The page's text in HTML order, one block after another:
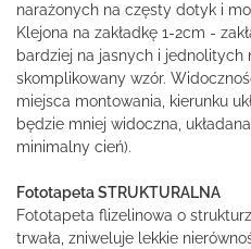
narażonych na częsty dotyk i
Klejona na zakładkę 1-2cm -
bardziej na jasnych i
skomplikowany wzór.
miejsca montowania, kierunku
będzie mniej widoczna,
minimalny cień).
Fototapeta STRUKTURALNA
Fototapeta flizelinowa o
trwała, zniweluje lekkie